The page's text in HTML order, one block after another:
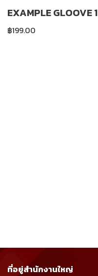
EXAMPLE GLOOVE 1
฿199.00
ที่อยู่สำนักงานใหญ่